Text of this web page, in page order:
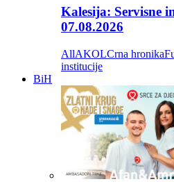
Kalesija: Servisne
07.08.2026
AllAKOLCrna hronika
institucije
BiH